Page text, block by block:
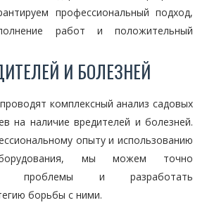
профессиональный подход,
работ и положительный
И БОЛЕЗНЕЙ
комплексный анализ садовых
на наличие вредителей и болезней.
опыту и использованию
мы можем точно
проблемы и разработать
борьбы с ними.